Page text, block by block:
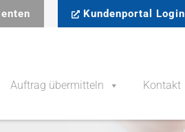
Kundenportal Login
Auftrag übermitteln Kontakt